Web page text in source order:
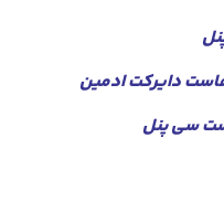
دایرکت ادمین
سی پنل